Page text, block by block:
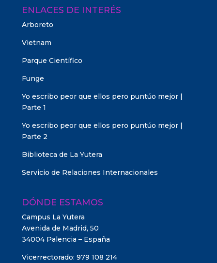
ENLACES DE INTERÉS
Arboreto
Vietnam
Parque Científico
Funge
Yo escribo peor que ellos pero puntúo mejor |
Parte 1
Yo escribo peor que ellos pero puntúo mejor |
Parte 2
Biblioteca de La Yutera
Servicio de Relaciones Internacionales
DÓNDE ESTAMOS
Campus La Yutera
Avenida de Madrid, 50
34004 Palencia – España
Vicerrectorado: 979 108 214